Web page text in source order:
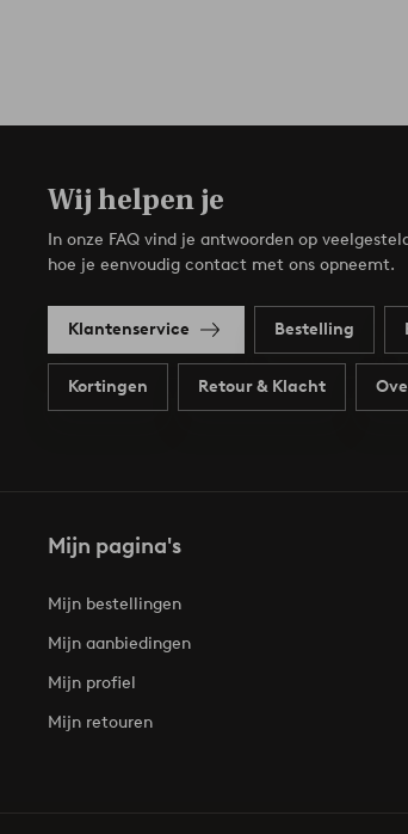
Wij helpen je
In onze FAQ vind je antwoorden op
hoe je eenvoudig contact met ons opneemt.
Klantenservice Bestelling
Kortingen Retour & Klacht
Mijn pagina's
Mijn bestellingen
Mijn aanbiedingen
Mijn profiel
Mijn retouren